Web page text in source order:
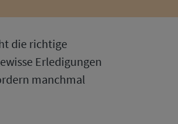
die richtige
Erledigungen
manchmal